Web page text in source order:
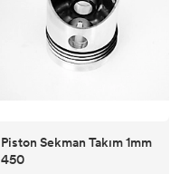
Piston Sekman Takım 1mm
450